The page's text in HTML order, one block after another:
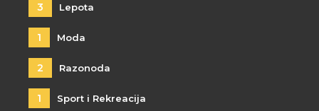
3 Lepota
1 Moda
2 Razonoda
1 Sport i Rekreacija